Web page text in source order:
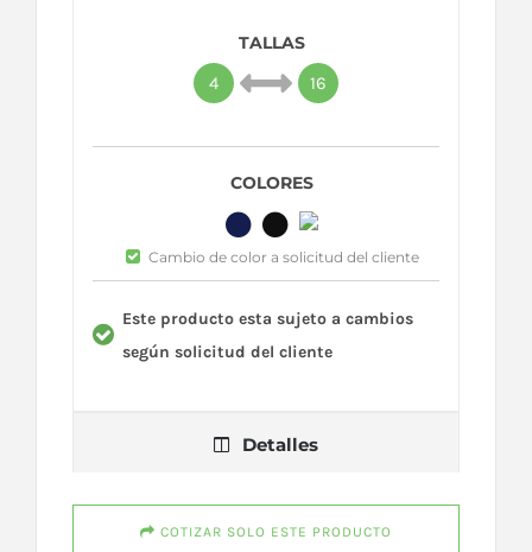
TALLAS
4
16
COLORES
Cambio de color a solicitud del cliente
Este producto esta sujeto a cambios
según solicitud del cliente
Detalles
COTIZAR SOLO ESTE PRODUCTO